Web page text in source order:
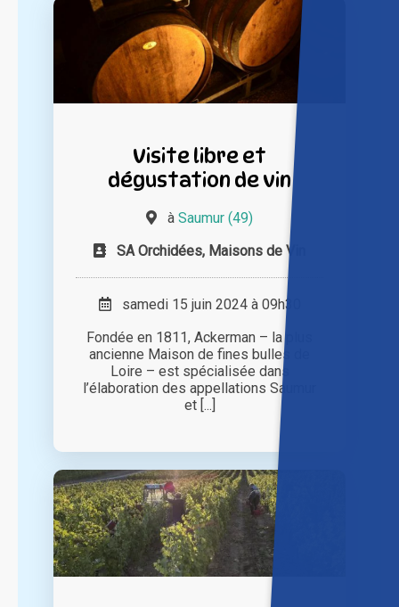
Visite libre et
dégustation de vin
à Saumur (49)
SA Orchidées, Maisons de Vin
samedi 15 juin 2024 à 09h30
Fondée en 1811, Ackerman – la plus
ancienne Maison de fines bulles de
Loire – est spécialisée dans
l’élaboration des appellations Saumur
et [...]